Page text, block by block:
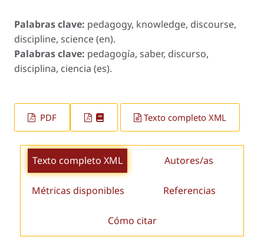
Palabras clave: pedagogy, knowledge, discourse,
discipline, science (en).
Palabras clave: pedagogía, saber, discurso,
disciplina, ciencia (es).
PDF Texto completo XML
Texto completo XML Autores/as
Métricas disponibles Referencias
Cómo citar